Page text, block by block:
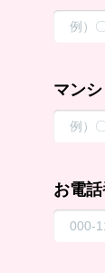
マン
お電